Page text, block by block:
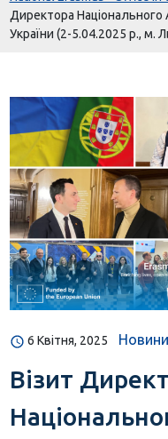
Директора Національного
України (2-5.04.2025 р., м.
6 Квітня, 2025 Новини
Візит